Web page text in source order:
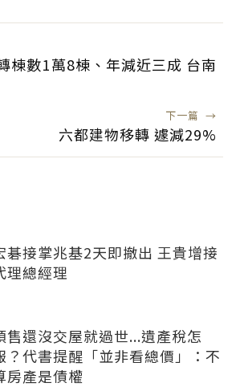
棟數1萬8棟、年減近三成 台南
下一篇 →
六都建物移轉 遽減29%
碁接掌兆基2天即撤出 王貴增接
理總經理
售還沒交屋就過世...遺產稅怎
？代書提醒「並非看總價」：不
房產是債權